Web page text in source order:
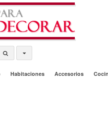
Habitaciones Accesorios